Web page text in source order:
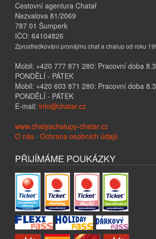
Cestovní agentura Chatař
Nezvalova 81/2069
787 01 Šumperk
IČO: 64104826
Zprostředkování pronájmu chat a chalup od roku
Mobil: +420 777 871 280: Pracovní doba
PONDĚLÍ - PÁTEK
Mobil: +420 603 871 280: Pracovní doba
PONDĚLÍ - PÁTEK
E-mail: info@chatar.cz
www.chatyachalupy-chatar.cz
O nás · Ochrana osobních údajů
PŘIJÍMÁME POUKÁZKY